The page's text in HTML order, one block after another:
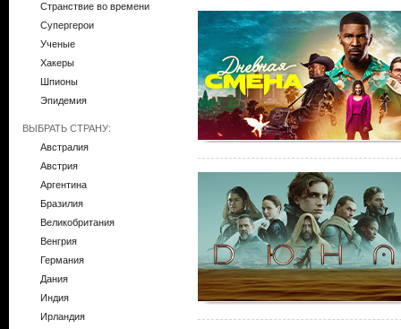
Странствие во времени
Супергерои
Ученые
Хакеры
Шпионы
Эпидемия
ВЫБРАТЬ СТРАНУ:
Австралия
Австрия
Аргентина
Бразилия
Великобритания
Венгрия
Германия
Дания
Индия
Ирландия